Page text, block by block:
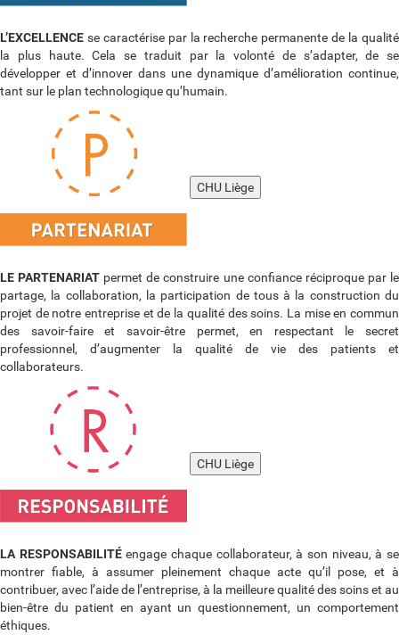
L’EXCELLENCE se caractérise par la recherche permanente de la qualité
la plus haute. Cela se traduit par la volonté de s’adapter, de se
développer et d’innover dans une dynamique d’amélioration continue,
tant sur le plan technologique qu’humain.
CHU Liège
LE PARTENARIAT permet de construire une confiance réciproque par le
partage, la collaboration, la participation de tous à la construction du
projet de notre entreprise et de la qualité des soins. La mise en commun
des savoir-faire et savoir-être permet, en respectant le secret
professionnel, d’augmenter la qualité de vie des patients et
collaborateurs.
CHU Liège
LA RESPONSABILITÉengage chaque collaborateur, à son niveau, à se
montrer fiable, à assumer pleinement chaque acte qu’il pose, et à
contribuer, avec l’aide de l’entreprise, à la meilleure qualité des soins et au
bien-être du patient en ayant un questionnement, un comportement
éthiques.